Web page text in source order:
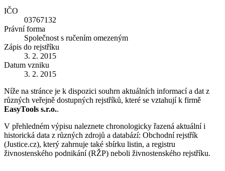
IČO
03767132
Právní forma
Společnost s ručením omezeným
Zápis do rejstříku
3. 2. 2015
Datum vzniku
3. 2. 2015
Níže na stránce je k dispozici souhrn aktuálních informací a dat z
různých veřejně dostupných rejstříků, které se vztahují k firmě
EasyTools s.r.o..
V přehledném výpisu naleznete chronologicky řazená aktuální i
historická data z různých zdrojů a databází: Obchodní rejstřík
(Justice.cz), který zahrnuje také sbírku listin, a registru
živnostenského podnikání (RŽP) neboli živnostenského rejstříku.